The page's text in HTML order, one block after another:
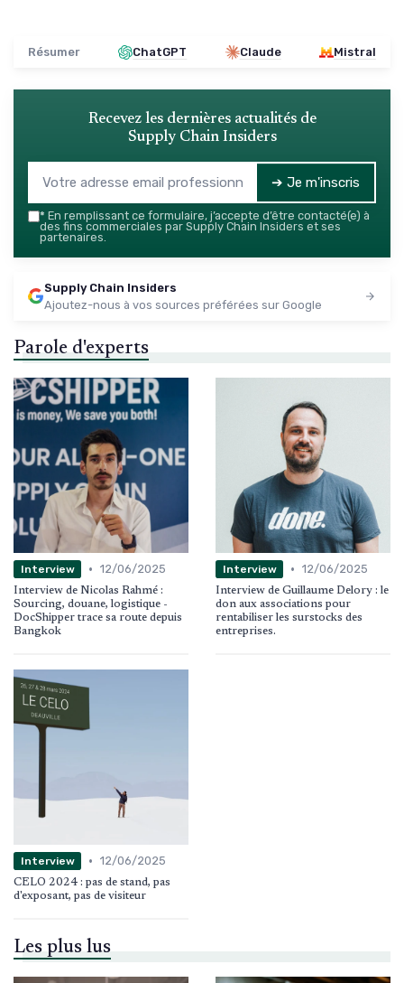
Résumer ChatGPT Claude Mistral
Recevez les dernières actualités de
Supply Chain Insiders
➔ Je m'inscris
* En remplissant ce formulaire, j’accepte d’être contacté(e) à
des fins commerciales par Supply Chain Insiders et ses
partenaires.
Supply Chain Insiders
Ajoutez-nous à vos sources préférées sur Google
Parole d'experts
Interview • 12/06/2025
Interview de Nicolas Rahmé :
Sourcing, douane, logistique -
DocShipper trace sa route depuis
Bangkok
Interview • 12/06/2025
Interview de Guillaume Delory : le
don aux associations pour
rentabiliser les surstocks des
entreprises.
Interview • 12/06/2025
CELO 2024 : pas de stand, pas
d'exposant, pas de visiteur
Les plus lus